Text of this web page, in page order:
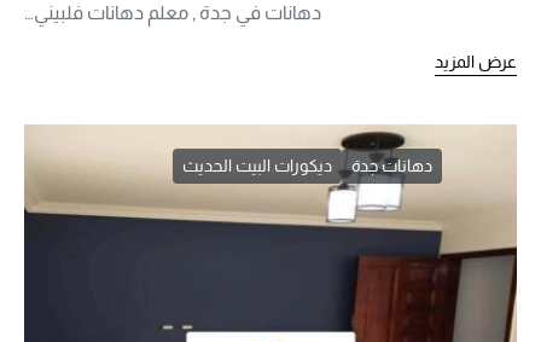
دهانات في جدة , معلم دهانات فلبيني…
عرض المزيد
دهانات جدة ديكورات البيت الحديث